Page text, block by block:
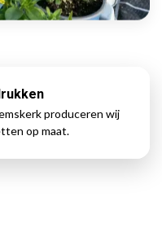
produceren wij
op maat.